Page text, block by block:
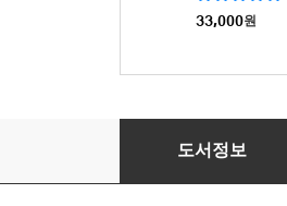
33,000원
백귀야행 31권
도서정보